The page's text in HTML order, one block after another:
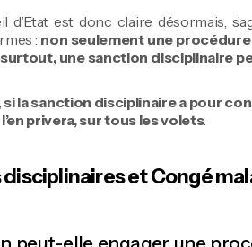
d’Etat est donc claire désormais,
: non seulement une
une sanction disciplinaire
si la sanction disciplinaire a pour
privera, sur tous les volets.
disciplinaires et Congé